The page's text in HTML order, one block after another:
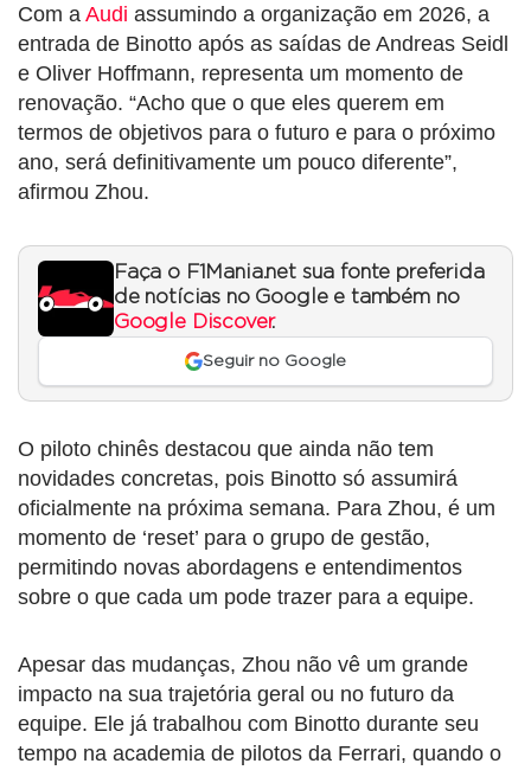
Com a Audi assumindo a organização em 2026, a
entrada de Binotto após as saídas de Andreas Seidl
e Oliver Hoffmann, representa um momento de
renovação. “Acho que o que eles querem em
termos de objetivos para o futuro e para o próximo
ano, será definitivamente um pouco diferente”,
afirmou Zhou.
Faça o F1Mania.net sua fonte preferida
de notícias no Google e também no
Google Discover.
Seguir no Google
O piloto chinês destacou que ainda não tem
novidades concretas, pois Binotto só assumirá
oficialmente na próxima semana. Para Zhou, é um
momento de ‘reset’ para o grupo de gestão,
permitindo novas abordagens e entendimentos
sobre o que cada um pode trazer para a equipe.
Apesar das mudanças, Zhou não vê um grande
impacto na sua trajetória geral ou no futuro da
equipe. Ele já trabalhou com Binotto durante seu
tempo na academia de pilotos da Ferrari, quando o